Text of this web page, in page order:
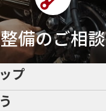
整備のご相談
プ